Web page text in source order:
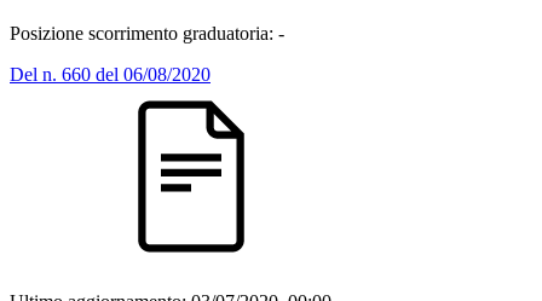
Posizione scorrimento graduatoria: -
Del n. 660 del 06/08/2020